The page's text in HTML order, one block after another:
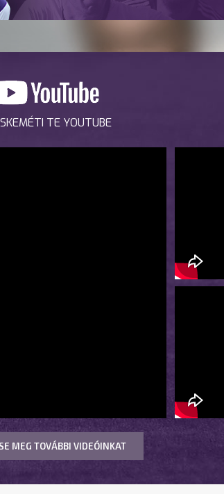
TE YOUTUBE
MEG TOVÁBBI VIDEÓINKAT